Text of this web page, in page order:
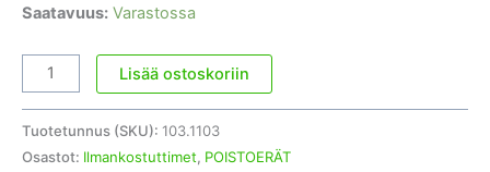
Saatavuus: Varastossa
Terraarion
Ilmankostutin
Lisää ostoskoriin
Tuotetunnus (SKU): 103.1103
Osastot: Ilmankostuttimet, POISTOERÄT